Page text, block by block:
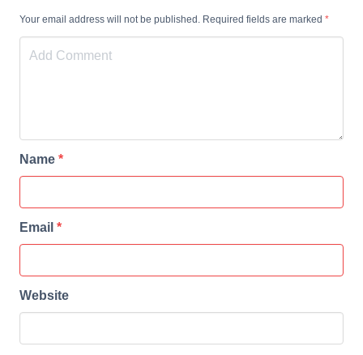
Your email address will not be published. Required fields are marked *
Name *
Email *
Website